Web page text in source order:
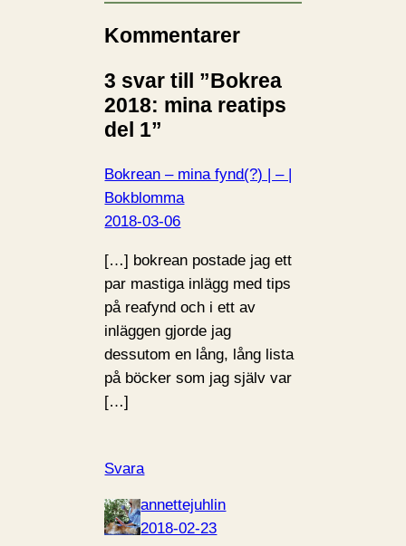
Kommentarer
3 svar till ”Bokrea
2018: mina reatips
del 1”
Bokrean – mina fynd(?) | – |
Bokblomma
2018-03-06
[…] bokrean postade jag ett
par mastiga inlägg med tips
på reafynd och i ett av
inläggen gjorde jag
dessutom en lång, lång lista
på böcker som jag själv var
[…]
Svara
annettejuhlin
2018-02-23